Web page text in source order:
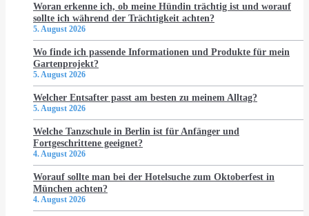
Woran erkenne ich, ob meine Hündin trächtig ist und worauf
sollte ich während der Trächtigkeit achten?
5. August 2026
Wo finde ich passende Informationen und Produkte für mein
Gartenprojekt?
5. August 2026
Welcher Entsafter passt am besten zu meinem Alltag?
5. August 2026
Welche Tanzschule in Berlin ist für Anfänger und
Fortgeschrittene geeignet?
4. August 2026
Worauf sollte man bei der Hotelsuche zum Oktoberfest in
München achten?
4. August 2026